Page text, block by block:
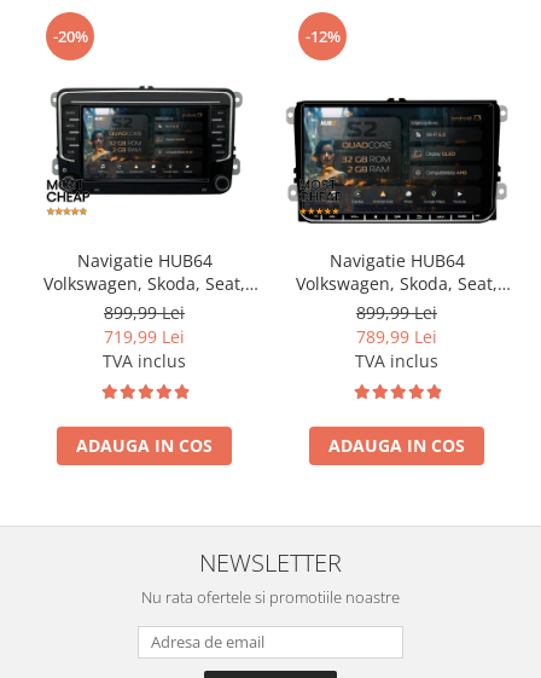
-20%
Navigatie HUB64
Volkswagen, Skoda, Seat,
2GB RAM, Android, GPS, Wi-
FI, Carplay, Android Auto,
USB, Bluetooth, Radio,
Waze, Touchscreen, 7 inch
899,99 Lei
719,99 Lei
TVA inclus
ADAUGA IN COS
-12%
Navigatie HUB64
Volkswagen, Skoda, Seat,
2GB RAM, Android, GPS, Wi-
FI, Carplay, Android Auto,
USB, Bluetooth, Radio,
Waze, Touchscreen, 9 inch
899,99 Lei
789,99 Lei
TVA inclus
ADAUGA IN COS
NEWSLETTER
Nu rata ofertele si promotiile noastre